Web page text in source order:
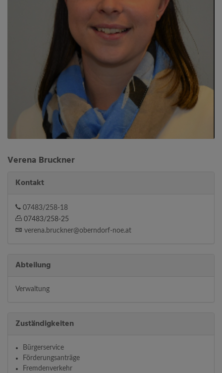
Verena Bruckner
Kontakt
07483/258-18
07483/258-25
verena.bruckner@oberndorf-noe.at
Abteilung
Verwaltung
Zuständigkeiten
Bürgerservice
Förderungsanträge
Fremdenverkehr